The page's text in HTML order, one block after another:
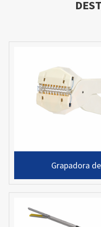
Grapadora